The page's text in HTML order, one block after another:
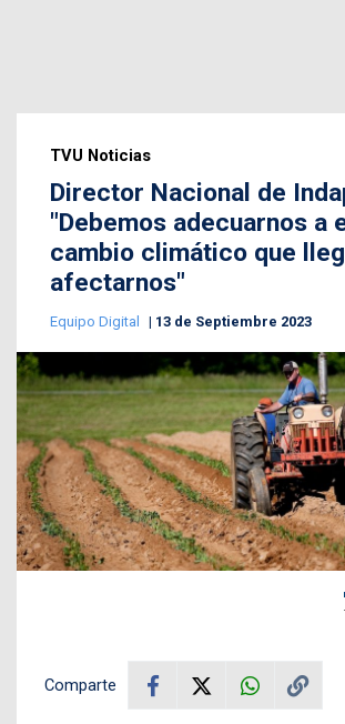
TVU Noticias
Director Nacional de
"Debemos adecuarnos a
cambio climático que
afectarnos"
Equipo Digital 13 de Septiembre 2023
Comparte